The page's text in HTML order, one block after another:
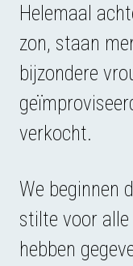
Helemaal
zon, staan
bijzondere
verkocht.
We beginnen
stilte voor alle
hebben